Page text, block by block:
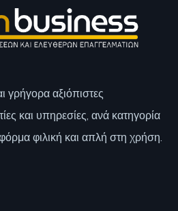
γρήγορα αξιόπιστες
και υπηρεσίες, ανά κατηγορία
φιλική και απλή στη χρήση.